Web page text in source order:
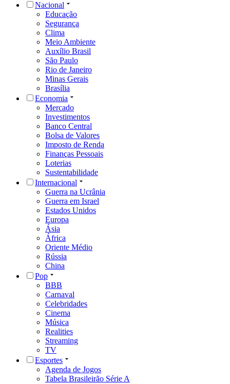
Nacional
Educação
Segurança
Clima
Meio Ambiente
Auxílio Brasil
São Paulo
Rio de Janeiro
Minas Gerais
Brasília
Economia
Mercado
Investimentos
Banco Central
Bolsa de Valores
Imposto de Renda
Finanças Pessoais
Loterias
Sustentabilidade
Internacional
Guerra na Ucrânia
Guerra em Israel
Estados Unidos
Europa
Ásia
África
Oriente Médio
Rússia
China
Pop
BBB
Carnaval
Celebridades
Cinema
Música
Realities
Streaming
TV
Esportes
Agenda de Jogos
Tabela Brasileirão Série A